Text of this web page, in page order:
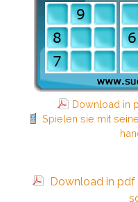
Download in
Spielen sie mit
Download in pdf